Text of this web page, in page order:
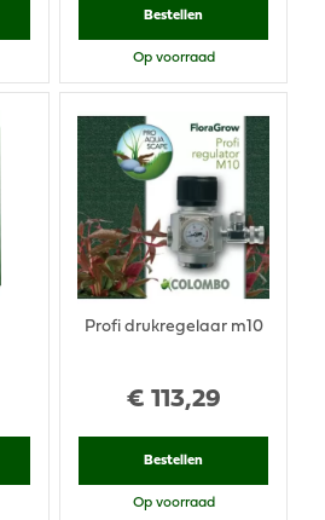
Bestellen
Op voorraad
€ 113,29
Profi drukregelaar m10
Bestellen
Op voorraad